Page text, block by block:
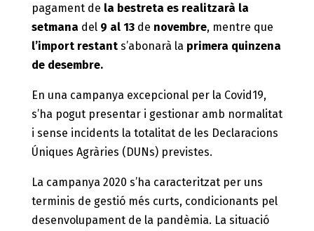
pagament de la bestreta es realitzarà la
setmana del9 al 13 de novembre, mentre que
l’import restants’abonarà la primera quinzena
de desembre.
En una campanya excepcional per la Covid19,
s’ha pogut presentar i gestionar amb normalitat
i sense incidents la totalitat de les Declaracions
Úniques Agràries (DUNs) previstes.
La campanya 2020 s’ha caracteritzat per uns
terminis de gestió més curts, condicionants pel
desenvolupament de la pandèmia. La situació